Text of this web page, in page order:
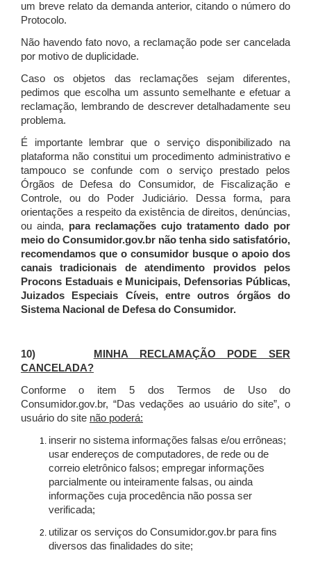
um breve relato da demanda anterior, citando o número do
Protocolo.
Não havendo fato novo, a reclamação pode ser cancelada
por motivo de duplicidade.
Caso os objetos das reclamações sejam diferentes,
pedimos que escolha um assunto semelhante e efetuar a
reclamação, lembrando de descrever detalhadamente seu
problema.
É importante lembrar que o serviço disponibilizado na
plataforma não constitui um procedimento administrativo e
tampouco se confunde com o serviço prestado pelos
Órgãos de Defesa do Consumidor, de Fiscalização e
Controle, ou do Poder Judiciário. Dessa forma, para
orientações a respeito da existência de direitos, denúncias,
ou ainda, para reclamações cujo tratamento dado por
meio do Consumidor.gov.br não tenha sido satisfatório,
recomendamos que o consumidor busque o apoio dos
canais tradicionais de atendimento providos pelos
Procons Estaduais e Municipais, Defensorias Públicas,
Juizados Especiais Cíveis, entre outros órgãos do
Sistema Nacional de Defesa do Consumidor.
10)
MINHA RECLAMAÇÃO PODE SER
CANCELADA?
Conforme o item 5 dos Termos de Uso do
Consumidor.gov.br, “Das vedações ao usuário do site”, o
usuário do site não poderá:
inserir no sistema informações falsas e/ou errôneas;
usar endereços de computadores, de rede ou de
correio eletrônico falsos; empregar informações
parcialmente ou inteiramente falsas, ou ainda
informações cuja procedência não possa ser
verificada;
utilizar os serviços do Consumidor.gov.br para fins
diversos das finalidades do site;